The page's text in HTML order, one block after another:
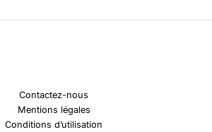
Contactez-nous
Mentions légales
Conditions d’utilisation